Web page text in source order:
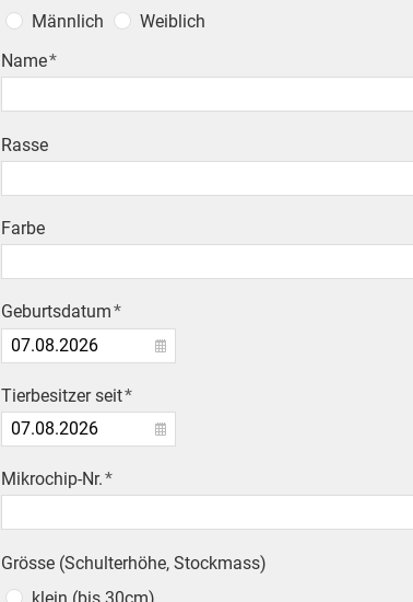
Männlich
Weiblich
Name*
Rasse
Farbe
Geburtsdatum*
Tierbesitzer seit*
Mikrochip-Nr.*
Grösse (Schulterhöhe, Stockmass)
klein (bis 30cm)